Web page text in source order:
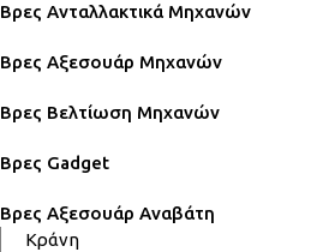
Βρες Ανταλλακτικά Μηχανών
Βρες Αξεσουάρ Μηχανών
Βρες Βελτίωση Μηχανών
Βρες Gadget
Βρες Αξεσουάρ Αναβάτη
Κράνη